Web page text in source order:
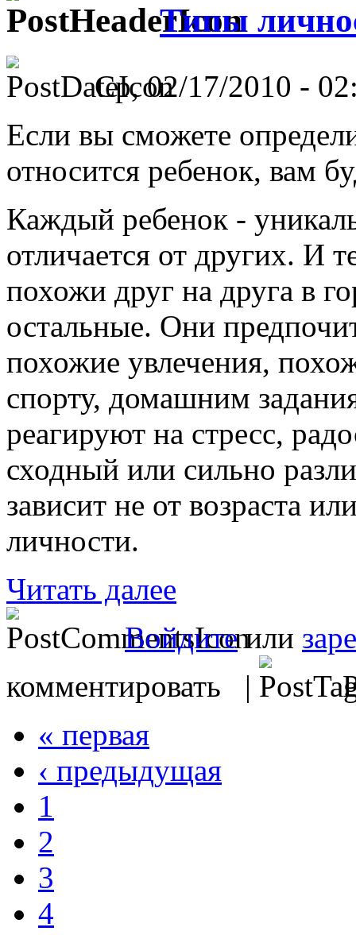
Типы
Ср, 02/17/2010 -
Если вы сможете
относится ребенок, вам
Каждый ребенок -
отличается от других. И
похожи друг на друга в
остальные. Они
похожие увлечения,
спорту, домашним
реагируют на стресс,
сходный или сильно
зависит не от возраста
личности.
Читать далее
Войдитеили
комментировать |
« первая
‹ предыдущая
1
2
3
4